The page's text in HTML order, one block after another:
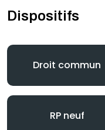
Dispositifs
Droit commun
RP neuf